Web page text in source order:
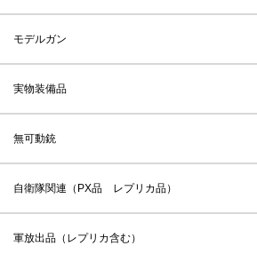
モデルガン
実物装備品
無可動銃
自衛隊関連（PX品 レプリカ品）
軍放出品（レプリカ含む）